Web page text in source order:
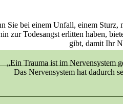
Sie bei einem Unfall, einem
zur Todesangst erlitten haben,
gibt, damit Ihr
„Ein Trauma ist im Nervensystem
Das Nervensystem hat dadurch